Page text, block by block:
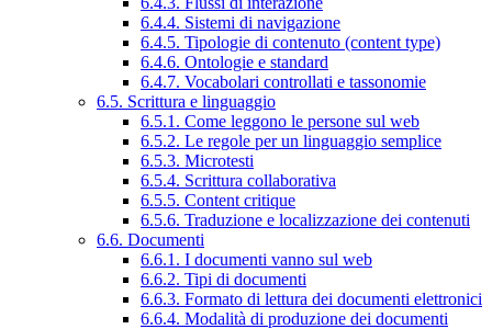
6.4.4. Sistemi di navigazione
6.4.5. Tipologie di contenuto (content type)
6.4.6. Ontologie e standard
6.4.7. Vocabolari controllati e tassonomie
6.5. Scrittura e linguaggio
6.5.1. Come leggono le persone sul web
6.5.2. Le regole per un linguaggio semplice
6.5.3. Microtesti
6.5.4. Scrittura collaborativa
6.5.5. Content critique
6.5.6. Traduzione e localizzazione dei contenuti
6.6. Documenti
6.6.1. I documenti vanno sul web
6.6.2. Tipi di documenti
6.6.3. Formato di lettura dei documenti elettronici
6.6.4. Modalità di produzione dei documenti